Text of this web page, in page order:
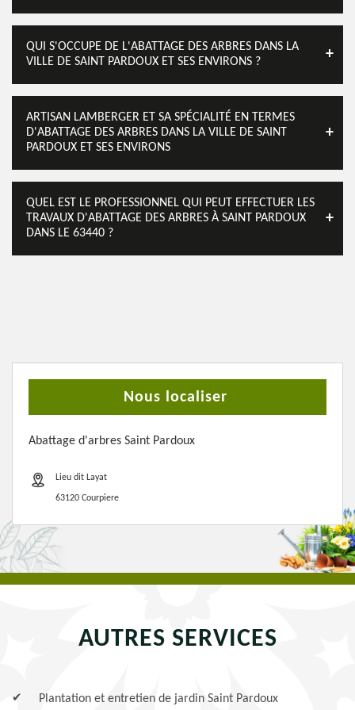
QUI S'OCCUPE DE L'ABATTAGE DES ARBRES DANS LA
VILLE DE SAINT PARDOUX ET SES ENVIRONS ?
ARTISAN LAMBERGER ET SA SPÉCIALITÉ EN TERMES
D'ABATTAGE DES ARBRES DANS LA VILLE DE SAINT
PARDOUX ET SES ENVIRONS
QUEL EST LE PROFESSIONNEL QUI PEUT EFFECTUER LES
TRAVAUX D'ABATTAGE DES ARBRES À SAINT PARDOUX
DANS LE 63440 ?
Nous localiser
Abattage d'arbres Saint Pardoux
Lieu dit Layat
63120 Courpiere
AUTRES SERVICES
Plantation et entretien de jardin Saint Pardoux